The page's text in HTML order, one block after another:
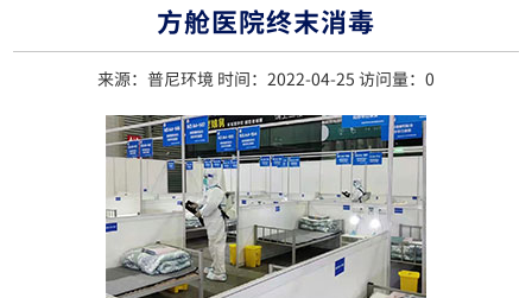
方舱医院终末消毒
来源：普尼环境 时间：2022-04-25 访问量： 0